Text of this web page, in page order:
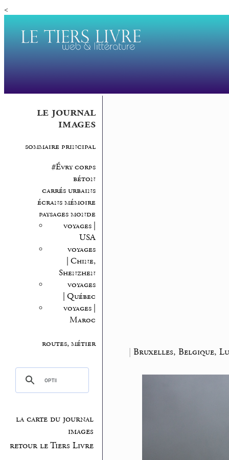
<
le journal
images
sommaire principal
#Évry corps
béton
carrés urbains
écrans mémoire
paysages monde
voyages |
USA
voyages
| Chine,
Shenzhen
voyages
| Québec
voyages |
Maroc
routes, métier
la carte du journal
images
retour le Tiers Livre
| Bruxelles, Belgique,